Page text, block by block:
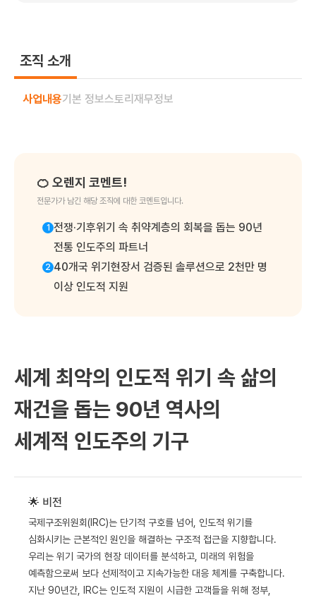
조직 소개
사업내용기본 정보스토리 재무정보
🍊 오렌지 코멘트!
전문가가 남긴 해당 조직에 대한 코멘트입니다.
1 전쟁·기후위기 속 취약계층의 회복을 돕는 90년
전통 인도주의 파트너
2 40개국 위기현장서 검증된 솔루션으로 2천만 명
이상 인도적 지원
세계 최악의 인도적 위기 속 삶의
재건을 돕는 90년 역사의
세계적 인도주의 기구
🌟 비전
국제구조위원회(IRC)는 단기적 구호를 넘어, 인도적 위기를
심화시키는 근본적인 원인을 해결하는 구조적 접근을 지향합니다.
우리는 위기 국가의 현장 데이터를 분석하고, 미래의 위험을
예측함으로써 보다 선제적이고 지속가능한 대응 체계를 구축합니다.
지난 90년간, IRC는 인도적 지원이 시급한 고객들을 위해 정부,